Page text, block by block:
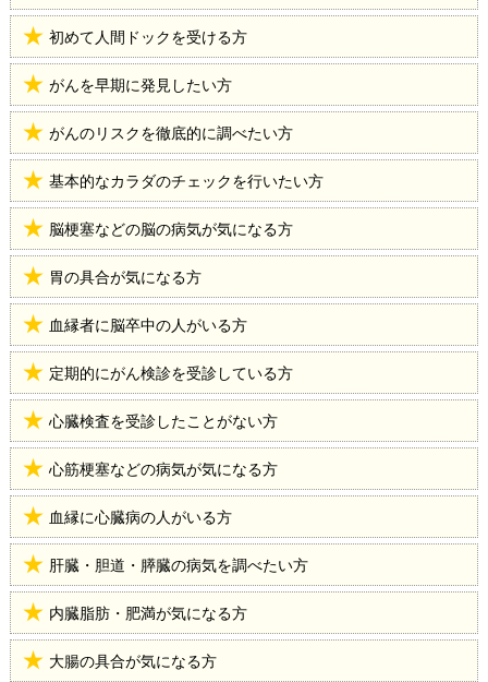
初めて人間ドックを受ける方
がんを早期に発見したい方
がんのリスクを徹底的に調べたい方
基本的なカラダのチェックを行いたい方
脳梗塞などの脳の病気が気になる方
胃の具合が気になる方
血縁者に脳卒中の人がいる方
定期的にがん検診を受診している方
心臓検査を受診したことがない方
心筋梗塞などの病気が気になる方
血縁に心臓病の人がいる方
肝臓・胆道・膵臓の病気を調べたい方
内臓脂肪・肥満が気になる方
大腸の具合が気になる方